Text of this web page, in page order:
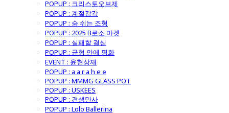
POPUP : 크리스토오브제
POPUP : 계절감각
POPUP : 숨 쉬는 조형
POPUP : 2025 B로소 마켓
POPUP : 실패할 결심
POPUP : 균형 안에 평화
EVENT : 윤현상재
POPUP : a a r a h e e
POPUP : MMMG GLASS POT
POPUP : USKEES
POPUP : 견생만사
POPUP : Lolo Ballerina